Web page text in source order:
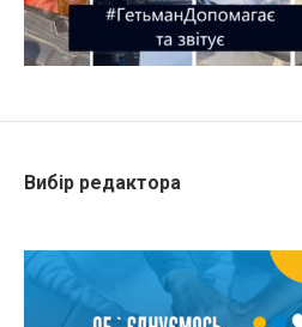
Вибір редактора